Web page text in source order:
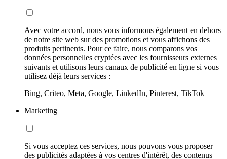
Avec votre accord, nous vous informons également en dehors
de notre site web sur des promotions et vous affichons des
produits pertinents. Pour ce faire, nous comparons vos
données personnelles cryptées avec les fournisseurs externes
suivants et utilisons leurs canaux de publicité en ligne si vous
utilisez déjà leurs services :
Bing, Criteo, Meta, Google, LinkedIn, Pinterest, TikTok
Marketing
Si vous acceptez ces services, nous pouvons vous proposer
des publicités adaptées à vos centres d'intérêt, des contenus